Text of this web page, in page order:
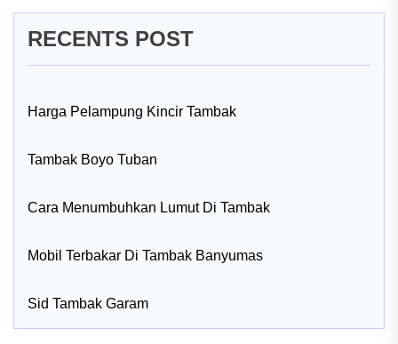
RECENTS POST
Harga Pelampung Kincir Tambak
Tambak Boyo Tuban
Cara Menumbuhkan Lumut Di Tambak
Mobil Terbakar Di Tambak Banyumas
Sid Tambak Garam